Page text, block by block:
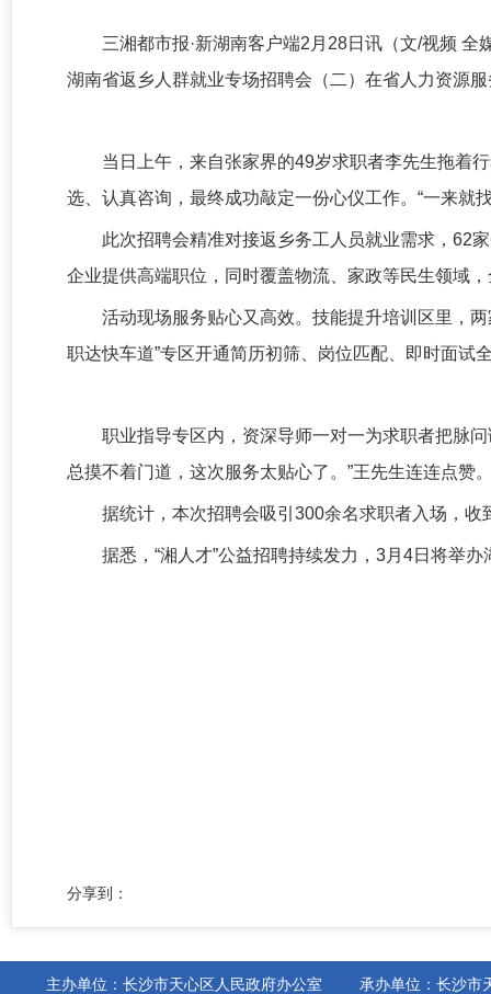
三湘都市报·新湖南客户端2月28日讯（文/视频
湖南省返乡人群就业专场招聘会（二）在省人力资源
当日上午，来自张家界的49岁求职者李先生拖着
选、认真咨询，最终成功敲定一份心仪工作。“一来就
此次招聘会精准对接返乡务工人员就业需求，62
企业提供高端职位，同时覆盖物流、家政等民生领域
活动现场服务贴心又高效。技能提升培训区里，
职达快车道”专区开通简历初筛、岗位匹配、即时面
职业指导专区内，资深导师一对一为求职者把脉
总摸不着门道，这次服务太贴心了。”王先生连连点赞
据统计，本次招聘会吸引300余名求职者入场，
据悉，“湘人才”公益招聘持续发力，3月4日将举
分享到：
主办单位：长沙市天心区人民政府办公室 承办单位：长沙市